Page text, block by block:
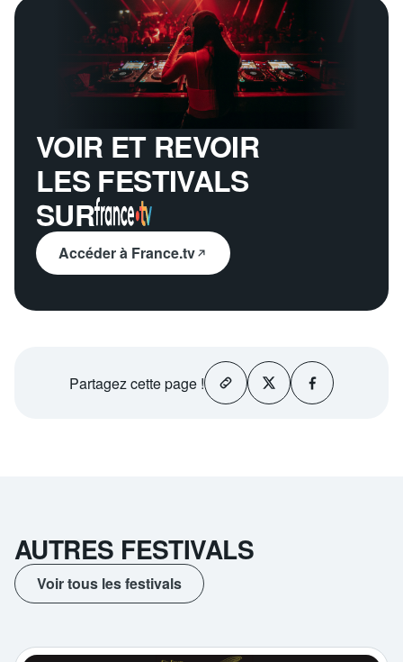
VOIR ET REVOIR
LES FESTIVALS
SUR
Accéder à France.tv
Partagezcette page !
AUTRES FESTIVALS
Voir tous les festivals